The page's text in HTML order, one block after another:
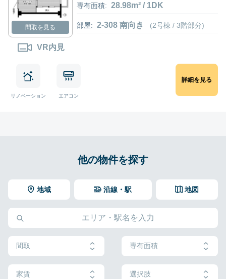
間取を見る
VR内見
専有面積: 28.98m² / 1DK
部屋: 2-308 南向き (2号棟 / 3階部分)
リノベーション エアコン
詳細を見る
他の物件を探す
地域 地図
沿線・駅
間取 専有面積
家賃 選択肢